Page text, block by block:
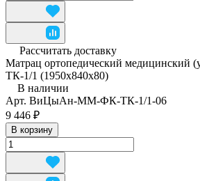
Рассчитать доставку
Матрац ортопедический медицинский
ТК-1/1 (1950x840x80)
В наличии
Арт. ВиЦыАн-ММ-ФК-ТК-1/1-06
9 446 ₽
В корзину